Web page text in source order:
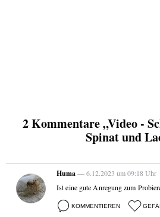
2 Kommentare „Video -
Spinat und
Huma— 6.12.2023 um 09:18 Uhr
Ist eine gute Anregung zum
KOMMENTIEREN